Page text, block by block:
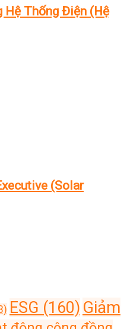
Hệ Thống Điện (Hệ
(Solar
ESG (160) Giảm